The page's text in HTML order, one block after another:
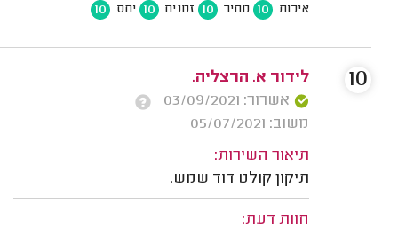
איכות 10 מחיר 10 זמנים 10 יחס 10
לידור א. הרצליה.
אשרור: 03/09/2021
משוב: 05/07/2021
תיאור השירות:
תיקון קולט דוד שמש.
חוות דעת:
10